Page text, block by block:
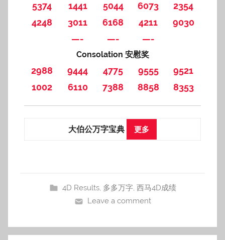
5374 1441 5044 6073
2354
4248
3011 6168 4211
9030
—-
—- —-
Consolation 安慰奖
2988 9444 4775 9555
9521
1002
6110 7388 8858 8353
大伯公万字宝典 更多
4D Results, 多多万字,西马4D成绩
Leave a comment